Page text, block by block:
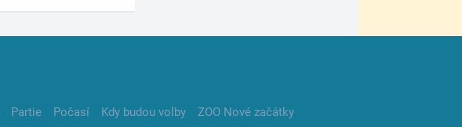
Partie Počasí Kdy budou volby
ZOO Nové začátky